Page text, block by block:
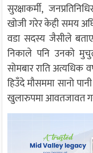
सुरक्षाकर्मी,
खोजी गरेर केही समय
वडा सदस्य जैसीले
निकाले पनि उनको
सोमबार राति अत्यधिक
हिउँदे मौसममा सानो
खुलारुपमा आवतजावत